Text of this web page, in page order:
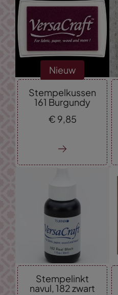
Nieuw
Stempelkussen
161 Burgundy
€ 9,85
Stempelinkt
navul, 182 zwart